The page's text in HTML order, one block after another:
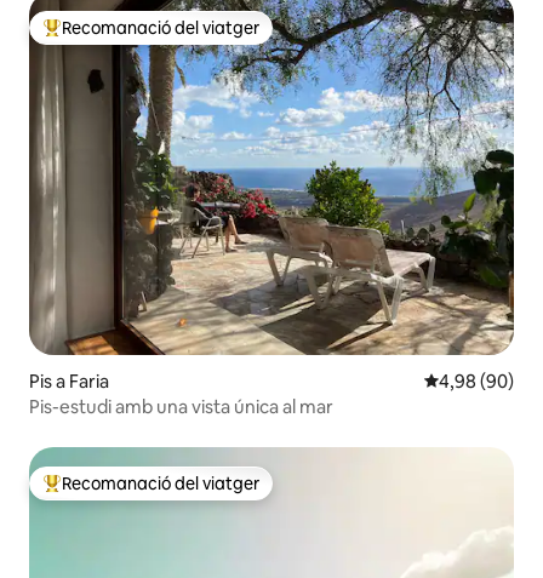
Principals recomanacions dels viatgers
Recomanació del viatger
Pis a Faria 4,98 de
4,98 (90)
Pis-estudi amb una vista única al mar
Principals recomanacions dels viatgers
Recomanació del viatger